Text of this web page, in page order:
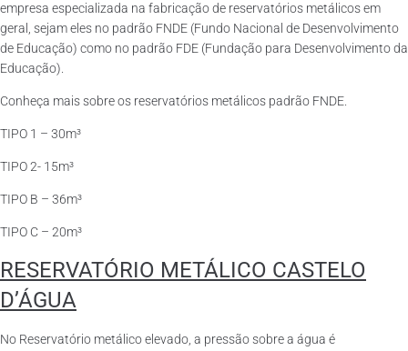
empresa especializada na fabricação de reservatórios metálicos em
geral, sejam eles no padrão FNDE (Fundo Nacional de Desenvolvimento
de Educação) como no padrão FDE (Fundação para Desenvolvimento da
Educação).
Conheça mais sobre os reservatórios metálicos padrão FNDE.
TIPO 1 – 30m³
TIPO 2- 15m³
TIPO B – 36m³
TIPO C – 20m³
RESERVATÓRIO METÁLICO CASTELO
D’ÁGUA
No Reservatório metálico elevado, a pressão sobre a água é